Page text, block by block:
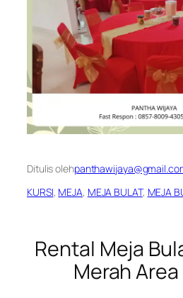
Ditulis oleh
KURSI, MEJA, MEJA BULAT, MEJA
Rental Meja
Merah